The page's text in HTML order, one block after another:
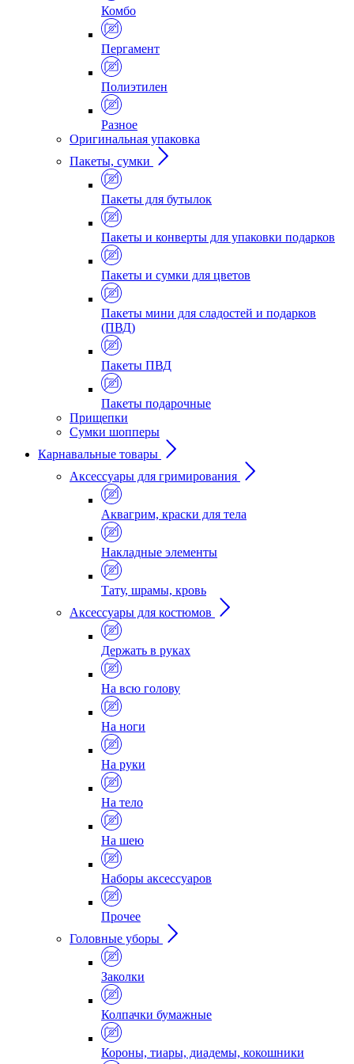
Комбо
Пергамент
Полиэтилен
Разное
Оригинальная упаковка
Пакеты, сумки
Пакеты для бутылок
Пакеты и конверты для упаковки подарков
Пакеты и сумки для цветов
Пакеты мини для сладостей и подарков
(ПВД)
Пакеты ПВД
Пакеты подарочные
Прищепки
Сумки шопперы
Карнавальные товары
Аксессуары для гримирования
Аквагрим, краски для тела
Накладные элементы
Тату, шрамы, кровь
Аксессуары для костюмов
Держать в руках
На всю голову
На ноги
На руки
На тело
На шею
Наборы аксессуаров
Прочее
Головные уборы
Заколки
Колпачки бумажные
Короны, тиары, диадемы, кокошники